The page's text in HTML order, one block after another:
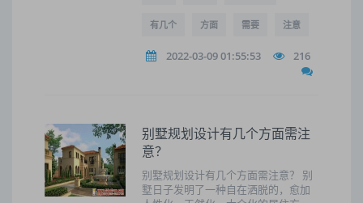
有几个 方面 需要 注意
2022-03-09 01:55:53 216
别墅规划设计有几个方面需注
意？
别墅规划设计有几个方面需注意？ 别
墅日子发明了一种自在洒脱的，愈加